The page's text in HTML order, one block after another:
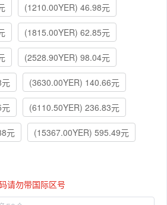
(1210.00YER) 46.98元
(1815.00YER) 62.85元
(2528.90YER) 98.04元
(3630.00YER) 140.66元
(6110.50YER) 236.83元
元 (15367.00YER) 595.49元
请勿带国际区号